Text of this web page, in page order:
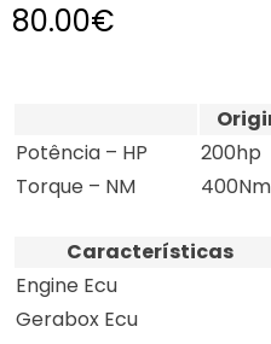
80.00€
Potência – HP
200hp
Torque – NM
400Nm
Características
Engine Ecu
Gerabox Ecu